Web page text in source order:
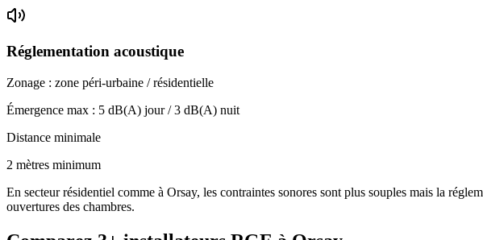
Réglementation acoustique
Zonage : zone péri-urbaine / résidentielle
Émergence max : 5 dB(A) jour /3 dB(A) nuit
Distance minimale
2 mètres minimum
En secteur résidentiel comme à Orsay, les contraintes sonores sont plus souples mais la
ouvertures des chambres.